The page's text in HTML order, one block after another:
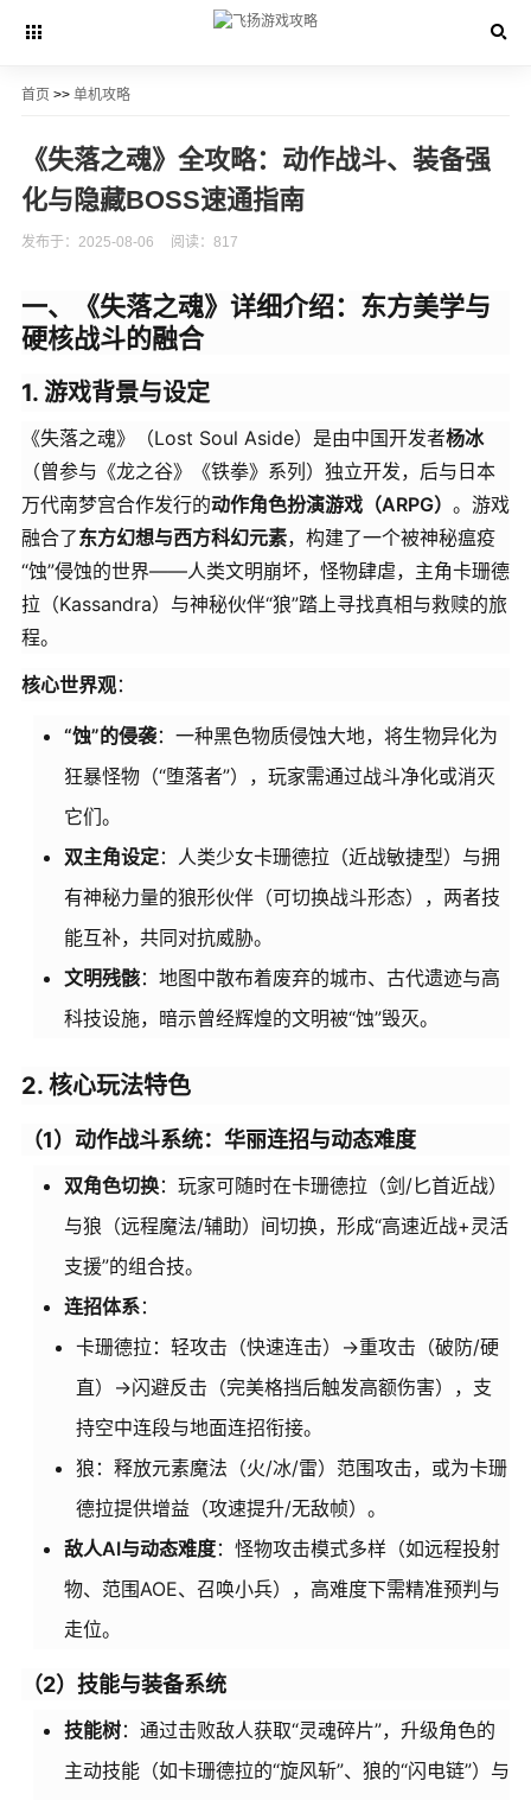
首页 >> 单机攻略
《失落之魂》全攻略：动作战斗、装备强
化与隐藏BOSS速通指南
发布于：2025-08-06 阅读：817
一、《失落之魂》详细介绍：东方美学与
硬核战斗的融合
1. 游戏背景与设定
《失落之魂》（Lost Soul Aside）是由中国开发者杨冰
（曾参与《龙之谷》《铁拳》系列）独立开发，后与日本
万代南梦宫合作发行的动作角色扮演游戏（ARPG） 。游戏
融合了东方幻想与西方科幻元素，构建了一个被神秘瘟疫
“蚀”侵蚀的世界——人类文明崩坏，怪物肆虐，主角卡珊德
拉（Kassandra）与神秘伙伴“狼”踏上寻找真相与救赎的旅
程。
核心世界观：
“蚀”的侵袭：一种黑色物质侵蚀大地，将生物异化为
狂暴怪物（“堕落者”），玩家需通过战斗净化或消灭
它们。
双主角设定：人类少女卡珊德拉（近战敏捷型）与拥
有神秘力量的狼形伙伴（可切换战斗形态），两者技
能互补，共同对抗威胁。
文明残骸：地图中散布着废弃的城市、古代遗迹与高
科技设施，暗示曾经辉煌的文明被“蚀”毁灭。
2. 核心玩法特色
（1）动作战斗系统：华丽连招与动态难度
双角色切换：玩家可随时在卡珊德拉（剑/匕首近战）
与狼（远程魔法/辅助）间切换，形成“高速近战+灵活
支援”的组合技。
连招体系：
卡珊德拉：轻攻击（快速连击）→重攻击（破防/硬
直）→闪避反击（完美格挡后触发高额伤害），支
持空中连段与地面连招衔接。
狼：释放元素魔法（火/冰/雷）范围攻击，或为卡珊
德拉提供增益（攻速提升/无敌帧）。
敌人AI与动态难度：怪物攻击模式多样（如远程投射
物、范围AOE、召唤小兵），高难度下需精准预判与
走位。
（2）技能与装备系统
技能树：通过击败敌人获取“灵魂碎片”，升级角色的
主动技能（如卡珊德拉的“旋风斩”、狼的“闪电链”）与